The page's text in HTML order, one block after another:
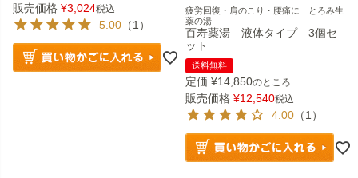
販売価格 ¥3,024税込
5.00 （1）
疲労回復・肩のこり・腰痛に とろみ生
薬の湯
百寿薬湯 液体タイプ 3個セ
ット
送料無料
定価 ¥14,850のところ
販売価格 ¥12,540税込
4.00 （1）